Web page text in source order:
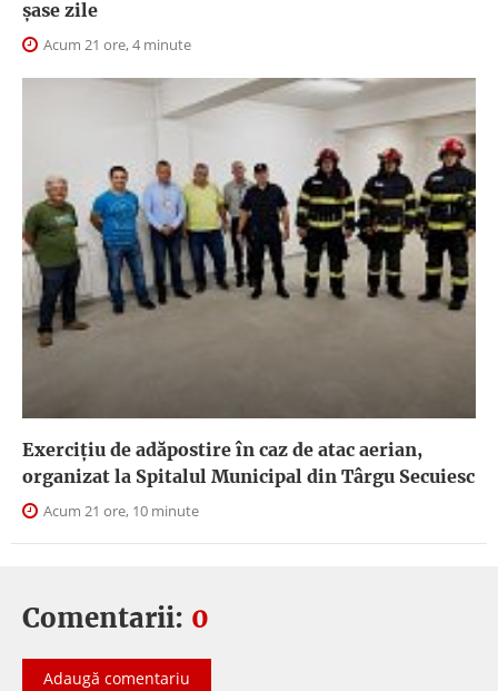
șase zile
Acum 21 ore, 4 minute
Exercițiu de adăpostire în caz de atac aerian,
organizat la Spitalul Municipal din Târgu Secuiesc
Acum 21 ore, 10 minute
Comentarii: 0
Adaugă comentariu